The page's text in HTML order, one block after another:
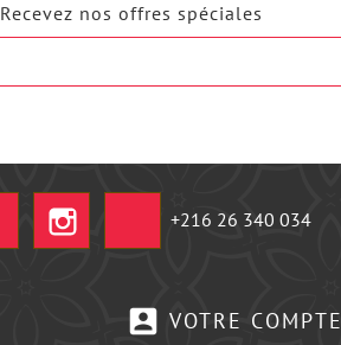
Recevez nos offres spéciales
Facebook
+216 26 340 034
account_box VOTRE COMPTE